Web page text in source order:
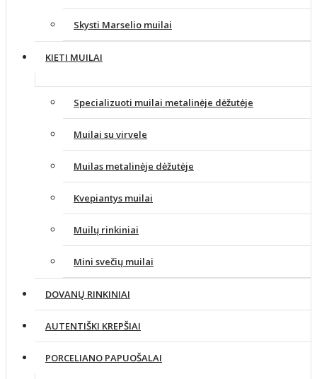
Skysti Marselio muilai
KIETI MUILAI
Specializuoti muilai metalinėje dėžutėje
Muilai su virvele
Muilas metalinėje dėžutėje
Kvepiantys muilai
Muilų rinkiniai
Mini svečių muilai
DOVANŲ RINKINIAI
AUTENTIŠKI KREPŠIAI
PORCELIANO PAPUOŠALAI